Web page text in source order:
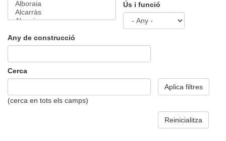
Ús i funció
Any de construcció
Cerca
(cerca en tots els camps)
Aplica filtres
Reinicialitza